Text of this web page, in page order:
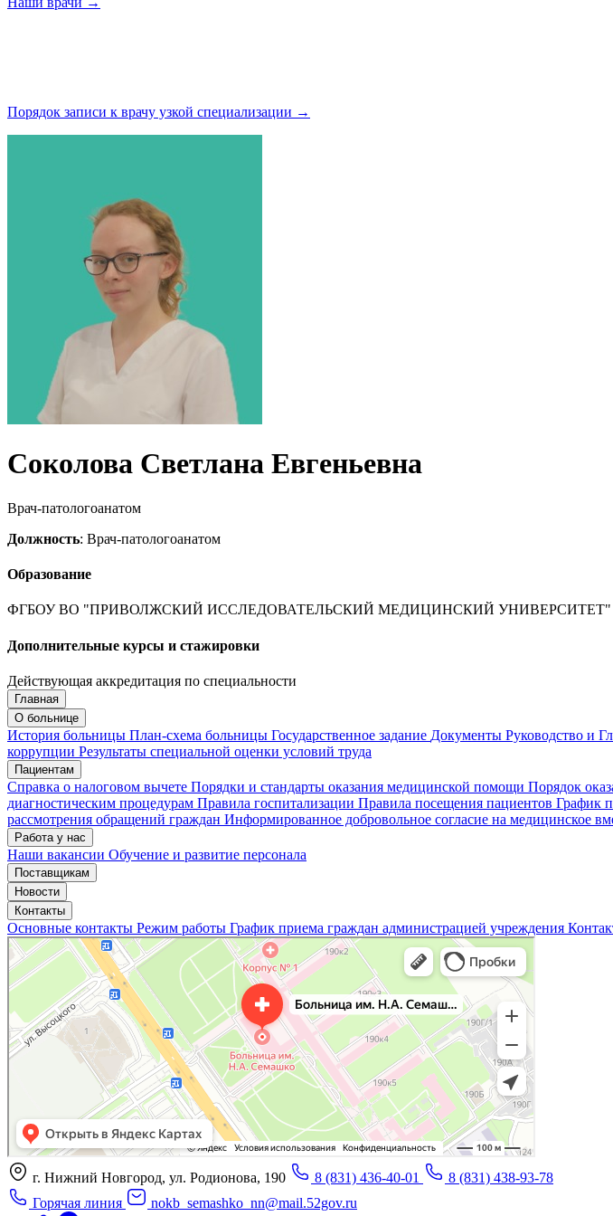
Порядок записи к врачу узкой специализации →
Соколова Светлана Евгеньевна
Врач-патологоанатом
Должность: Врач-патологоанатом
Образование
ФГБОУ ВО "ПРИВОЛЖСКИЙ ИССЛЕДОВАТЕЛЬСКИЙ МЕДИЦИНСКИЙ УНИВЕРСИТЕТ"
Дополнительные курсы и стажировки
Действующая аккредитация по специальности
Запись на приём
Подтвердить запись Отмена
Запись подтверждена
Мои записи
Главная
О больнице
История больницы План-схема больницы Государственное задание Документы Руководство и
коррупции Результаты специальной оценки условий труда
Пациентам
Справка о налоговом вычете Порядки и стандарты оказания медицинской помощи Порядок
диагностическим процедурам Правила госпитализации Правила посещения пациентов График
рассмотрения обращений граждан Информированное добровольное согласие на медицинское
Работа у нас
Наши вакансии Обучение и развитие персонала
Поставщикам
Новости
Контакты
Основные контакты Режим работы График приема граждан администрацией учреждения
«Нижегородская областная клиническая больница имени Н.А. Семашко»
Отделение больницы, госпиталя в Нижнем Новгороде
Больница для взрослых в Нижнем Новгороде
г. Нижний Новгород, ул. Родионова, 190 8 (831) 436-40-01
8 (831) 438-93-78
Горячая линия
nokb_semashko_nn@mail.52gov.ru